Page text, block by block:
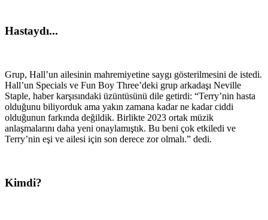
Hastaydı...
Grup, Hall’un ailesinin mahremiyetine saygı gösterilmesini de istedi.
Hall’un Specials ve Fun Boy Three’deki grup arkadaşı Neville
Staple, haber karşısındaki üzüntüsünü dile getirdi: “Terry’nin hasta
olduğunu biliyorduk ama yakın zamana kadar ne kadar ciddi
olduğunun farkında değildik. Birlikte 2023 ortak müzik
anlaşmalarını daha yeni onaylamıştık. Bu beni çok etkiledi ve
Terry’nin eşi ve ailesi için son derece zor olmalı.” dedi.
Kimdi?